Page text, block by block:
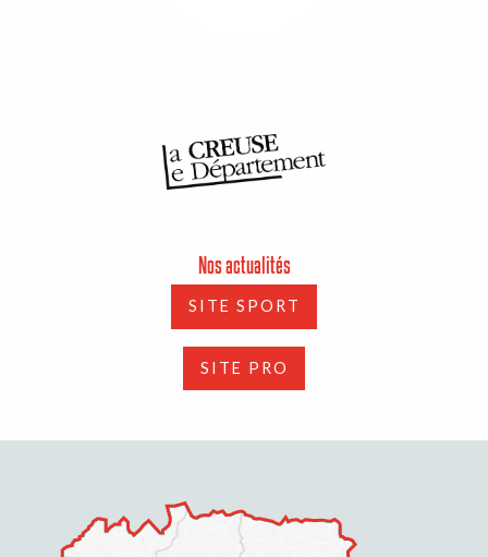
Nos actualités
SITE SPORT
SITE PRO